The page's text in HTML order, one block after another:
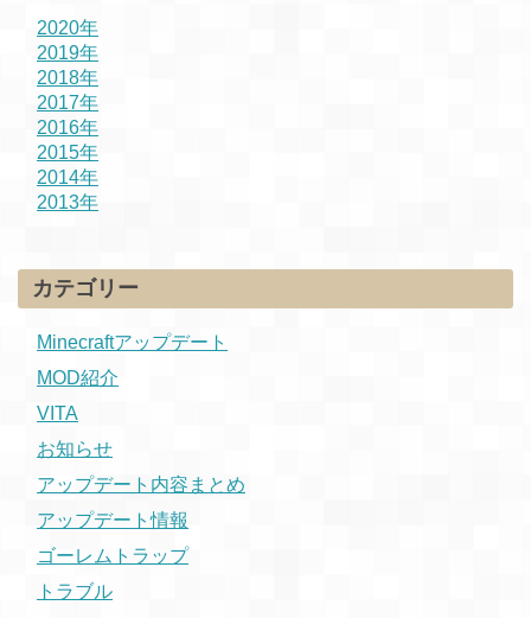
2020年
2019年
2018年
2017年
2016年
2015年
2014年
2013年
カテゴリー
Minecraftアップデート
MOD紹介
VITA
お知らせ
アップデート内容まとめ
アップデート情報
ゴーレムトラップ
トラブル